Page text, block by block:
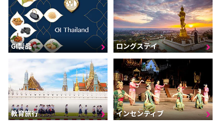
GI製品 ロングステイ
教育旅行 インセンティブ